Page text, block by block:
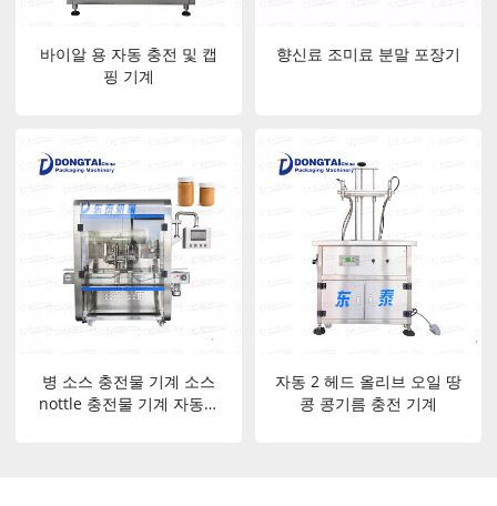
바이알 용 자동 충전 및 캡
핑 기계
향신료 조미료 분말 포장기
병 소스 충전물 기계 소스
nottle 충전물 기계 자동적
자동 2 헤드 올리브 오일 땅
콩 콩기름 충전 기계